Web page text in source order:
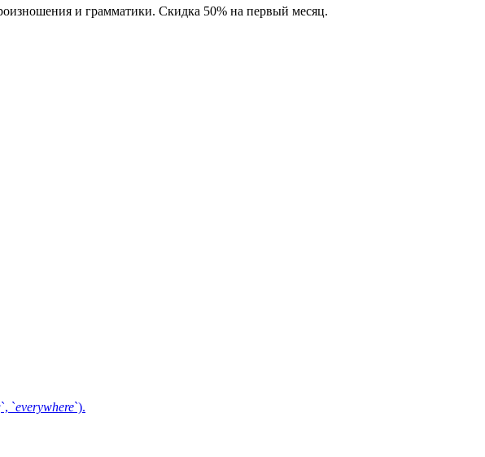
и грамматики. Скидка 50% на первый месяц.
`, `everywhere`).